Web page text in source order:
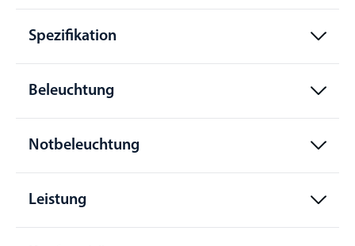
Spezifikation
Beleuchtung
Notbeleuchtung
Leistung